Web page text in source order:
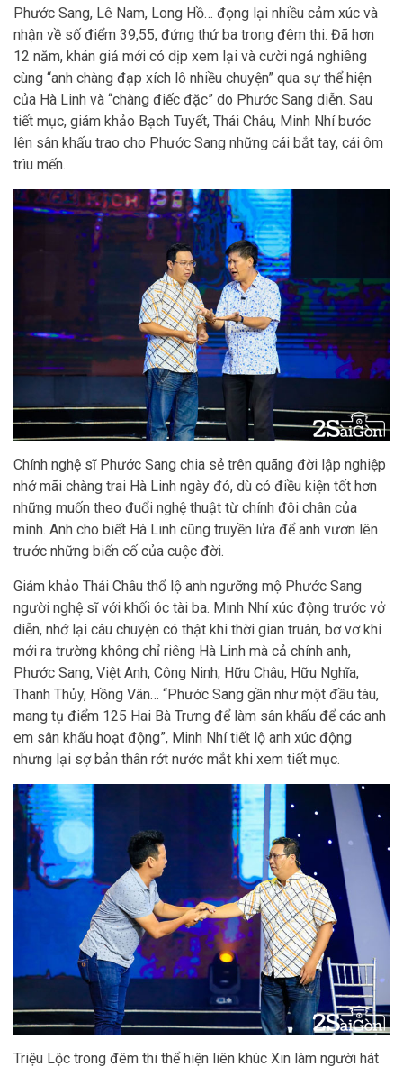
Phước Sang, Lê Nam, Long Hồ… đọng lại nhiều cảm xúc và
nhận về số điểm 39,55, đứng thứ ba trong đêm thi. Đã hơn
12 năm, khán giả mới có dịp xem lại và cười ngả nghiêng
cùng “anh chàng đạp xích lô nhiều chuyện” qua sự thể hiện
của Hà Linh và “chàng điếc đặc” do Phước Sang diễn. Sau
tiết mục, giám khảo Bạch Tuyết, Thái Châu, Minh Nhí bước
lên sân khấu trao cho Phước Sang những cái bắt tay, cái ôm
trìu mến.
Chính nghệ sĩ Phước Sang chia sẻ trên quãng đời lập nghiệp
nhớ mãi chàng trai Hà Linh ngày đó, dù có điều kiện tốt hơn
những muốn theo đuổi nghệ thuật từ chính đôi chân của
mình. Anh cho biết Hà Linh cũng truyền lửa để anh vươn lên
trước những biến cố của cuộc đời.
Giám khảo Thái Châu thổ lộ anh ngưỡng mộ Phước Sang
người nghệ sĩ với khối óc tài ba. Minh Nhí xúc động trước vở
diễn, nhớ lại câu chuyện có thật khi thời gian truân, bơ vơ khi
mới ra trường không chỉ riêng Hà Linh mà cả chính anh,
Phước Sang, Việt Anh, Công Ninh, Hữu Châu, Hữu Nghĩa,
Thanh Thủy, Hồng Vân… “Phước Sang gần như một đầu tàu,
mang tụ điểm 125 Hai Bà Trưng để làm sân khấu để các anh
em sân khấu hoạt động”, Minh Nhí tiết lộ anh xúc động
nhưng lại sợ bản thân rớt nước mắt khi xem tiết mục.
Triệu Lộc trong đêm thi thể hiện liên khúc Xin làm người hát